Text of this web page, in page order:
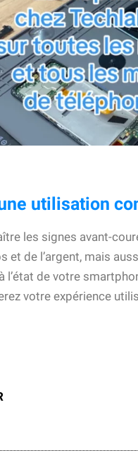
utilisation
les signes avant-
et de l’argent, mais
l’état de votre
votre expérience